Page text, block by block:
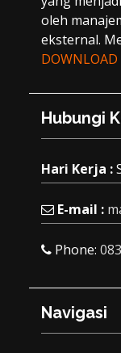
oleh
eksternal.
Hubungi
Hari Kerja :
E-mail :
Phone:
Navigasi